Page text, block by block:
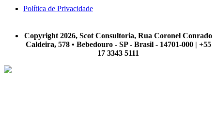
Política de Privacidade
Copyright 2026, Scot Consultoria, Rua Coronel Conrado
Caldeira, 578 • Bebedouro - SP - Brasil - 14701-000 | +55
17 3343 5111